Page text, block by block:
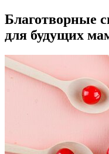
Благотворные
для будущих